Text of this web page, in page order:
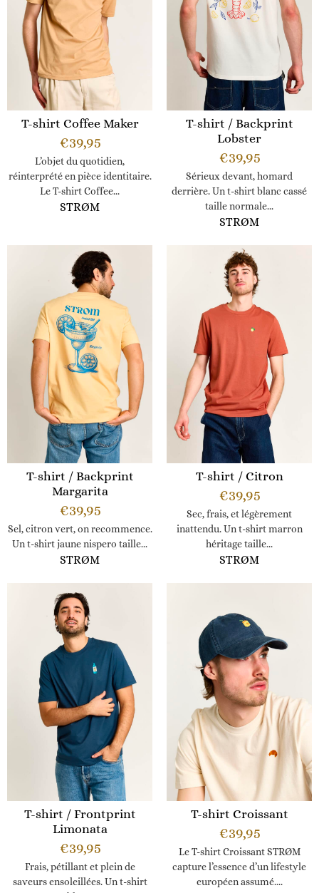
T-shirt Coffee Maker
€39,95
L’objet du quotidien,
réinterprété en pièce identitaire.
Le T-shirt Coffee...
STRØM
T-shirt / Backprint
Lobster
€39,95
Sérieux devant, homard
derrière. Un t-shirt blanc cassé
taille normale...
STRØM
T-shirt / Backprint
Margarita
€39,95
Sel, citron vert, on recommence.
Un t-shirt jaune nispero taille...
STRØM
T-shirt / Citron
€39,95
Sec, frais, et légèrement
inattendu. Un t-shirt marron
héritage taille...
STRØM
T-shirt / Frontprint
Limonata
€39,95
Frais, pétillant et plein de
saveurs ensoleillées. Un t-shirt
T-shirt Croissant
€39,95
Le T-shirt Croissant STRØM
capture l’essence d’un lifestyle
européen assumé....